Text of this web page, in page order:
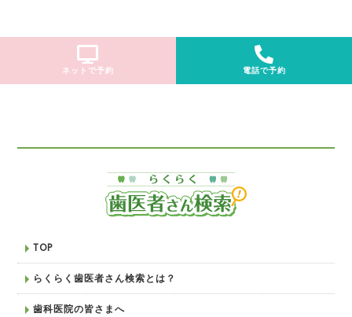
ネットで予約 電話で予約
TOP
らくらく歯医者さん検索とは？
歯科医院の皆さまへ